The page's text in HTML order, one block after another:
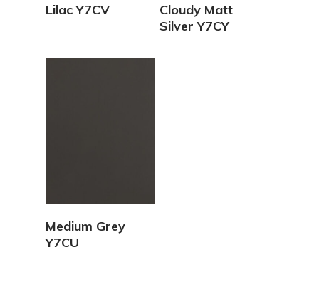
Lilac Y7CV
Cloudy Matt
Silver Y7CY
Medium Grey
Y7CU